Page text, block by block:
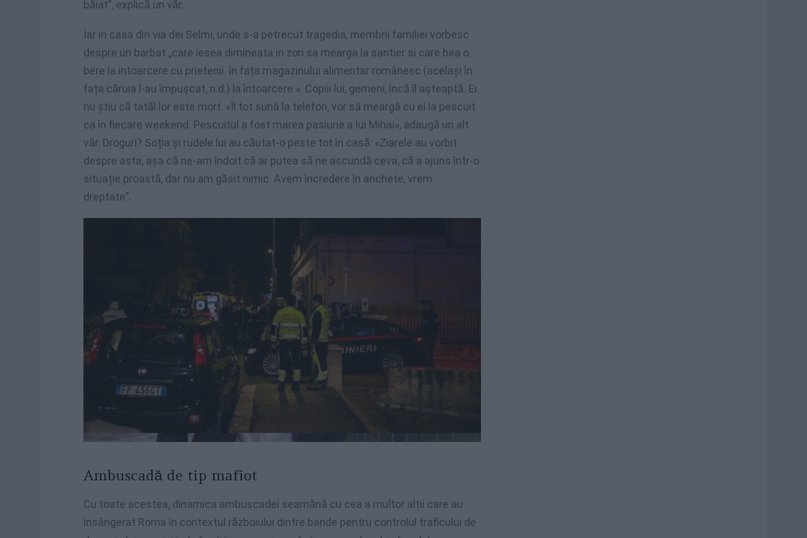
băiat”, explică un văr.
Iar in casa din via dei Selmi, unde s-a petrecut tragedia, membrii familiei vorbesc
despre un barbat „care iesea dimineata in zori sa mearga la santier si care bea o
bere la intoarcere cu prietenii. în fața magazinului alimentar românesc (același în
fața căruia l-au împușcat, n.d.) la întoarcere ». Copiii lui, gemeni, încă îl așteaptă. Ei
nu știu că tatăl lor este mort. «Îl tot sună la telefon, vor să meargă cu el la pescuit
ca în fiecare weekend. Pescuitul a fost marea pasiune a lui Mihai», adaugă un alt
văr. Droguri? Soția și rudele lui au căutat-o ​​peste tot în casă: «Ziarele au vorbit
despre asta, așa că ne-am îndoit că ar putea să ne ascundă ceva, că a ajuns într-o
situație proastă, dar nu am găsit nimic. Avem încredere în anchete, vrem
dreptate”.
Ambuscadă de tip mafiot
Cu toate acestea, dinamica ambuscadei seamănă cu cea a multor alții care au
însângerat Roma în contextul războiului dintre bande pentru controlul traficului de